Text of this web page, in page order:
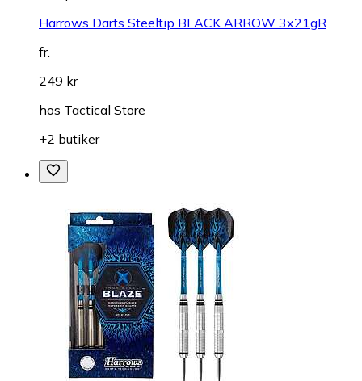
Harrows Darts Steeltip BLACK ARROW 3x21gR
fr.
249 kr
hos Tactical Store
+2 butiker